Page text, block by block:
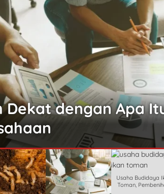
dengan Apa Itu AD
Usaha Budidaya
Toman,